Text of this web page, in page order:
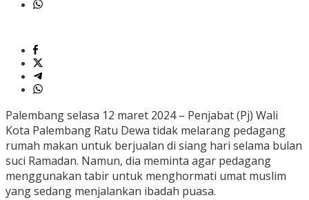
Palembang selasa 12 maret 2024 – Penjabat (Pj) Wali
Kota Palembang Ratu Dewa tidak melarang pedagang
rumah makan untuk berjualan di siang hari selama bulan
suci Ramadan. Namun, dia meminta agar pedagang
menggunakan tabir untuk menghormati umat muslim
yang sedang menjalankan ibadah puasa.